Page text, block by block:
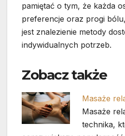
pamiętać o tym, że każda
preferencje oraz progi
jest znalezienie metody
indywidualnych potrzeb.
Zobacz także
Masaże
Masaże
technika,